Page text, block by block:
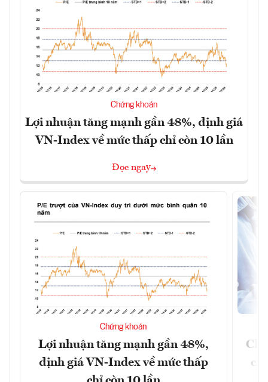
Chứng khoán
Lợi nhuận tăng mạnh gần 48%, định giá
VN-Index về mức thấp chỉ còn 10 lần
Đọc ngay
Chứng khoán
Lợi nhuận tăng mạnh gần 48%,
định giá VN-Index về mức thấp